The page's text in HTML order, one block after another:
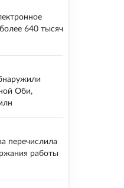
640 тысяч
Оби,
перечислила
работы